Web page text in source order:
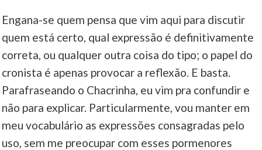
Engana-se quem pensa que vim aqui para discutir
quem está certo, qual expressão é definitivamente
correta, ou qualquer outra coisa do tipo; o papel do
cronista é apenas provocar a reflexão. E basta.
Parafraseando o Chacrinha, eu vim pra confundir e
não para explicar. Particularmente, vou manter em
meu vocabulário as expressões consagradas pelo
uso, sem me preocupar com esses pormenores